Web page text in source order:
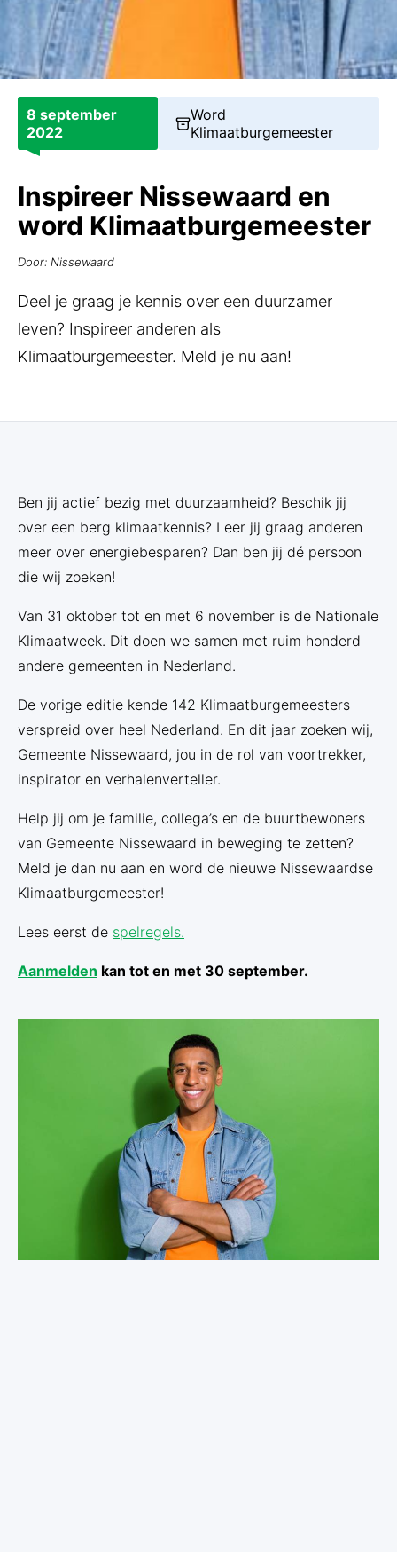
8 september
2022
Word
Klimaatburgemeester
Inspireer Nissewaard en
word Klimaatburgemeester
Door: Nissewaard
Deel je graag je kennis over een duurzamer
leven? Inspireer anderen als
Klimaatburgemeester. Meld je nu aan!
Ben jij actief bezig met duurzaamheid? Beschik jij
over een berg klimaatkennis? Leer jij graag anderen
meer over energiebesparen? Dan ben jij dé persoon
die wij zoeken!
Van 31 oktober tot en met 6 november is de Nationale
Klimaatweek. Dit doen we samen met ruim honderd
andere gemeenten in Nederland.
De vorige editie kende 142 Klimaatburgemeesters
verspreid over heel Nederland. En dit jaar zoeken wij,
Gemeente Nissewaard, jou in de rol van voortrekker,
inspirator en verhalenverteller.
Help jij om je familie, collega’s en de buurtbewoners
van Gemeente Nissewaard in beweging te zetten?
Meld je dan nu aan en word de nieuwe Nissewaardse
Klimaatburgemeester!
Lees eerst de spelregels.
Aanmelden kan tot en met 30 september.